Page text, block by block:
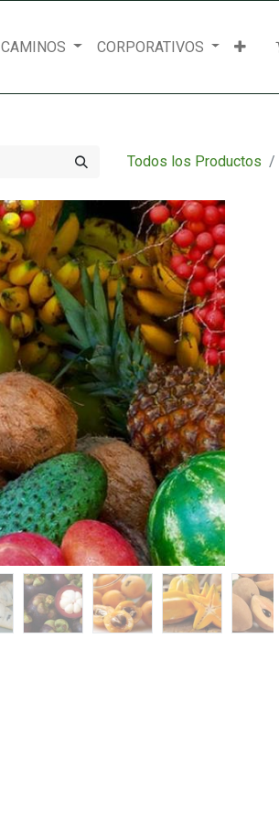
CAMINOS CORPORATIVOS
Todos los Productos